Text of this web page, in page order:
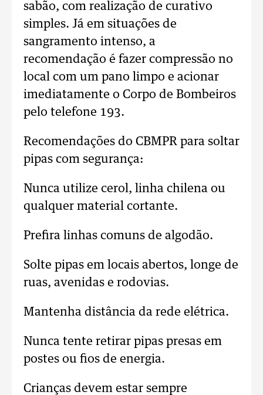
sabão, com realização de curativo
simples. Já em situações de
sangramento intenso, a
recomendação é fazer compressão no
local com um pano limpo e acionar
imediatamente o Corpo de Bombeiros
pelo telefone 193.
Recomendações do CBMPR para soltar
pipas com segurança:
Nunca utilize cerol, linha chilena ou
qualquer material cortante.
Prefira linhas comuns de algodão.
Solte pipas em locais abertos, longe de
ruas, avenidas e rodovias.
Mantenha distância da rede elétrica.
Nunca tente retirar pipas presas em
postes ou fios de energia.
Crianças devem estar sempre